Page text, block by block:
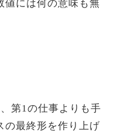
値には何の意味も無
第1の仕事よりも手
の最終形を作り上げ